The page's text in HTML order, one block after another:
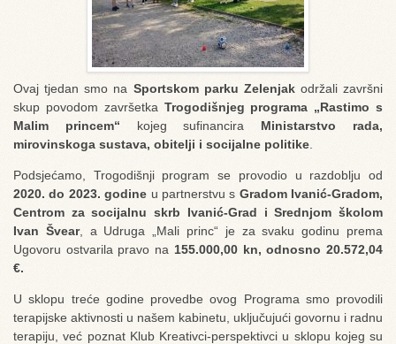
Ovaj tjedan smo na Sportskom parku Zelenjakodržali završni
skup povodom završetka Trogodišnjeg programa „Rastimo s
Malim princem“ kojeg sufinancira Ministarstvo rada,
mirovinskoga sustava, obitelji i socijalne politike
Podsjećamo, Trogodišnji program se provodio u razdoblju od
2020. do 2023. godine u partnerstvu s Gradom Ivanić-Gradom,
Centrom za socijalnu skrb Ivanić-Grad i Srednjom školom
Ivan Švear, a Udruga „Mali princ“ je za svaku godinu prema
Ugovoru ostvarila pravo na 155.000,00 kn, odnosno 20.572,04
€.
U sklopu treće godine provedbe ovog Programa smo provodili
terapijske aktivnosti u našem kabinetu, uključujući govornu i radnu
terapiju, već poznat Klub Kreativci-perspektivci u sklopu kojeg su